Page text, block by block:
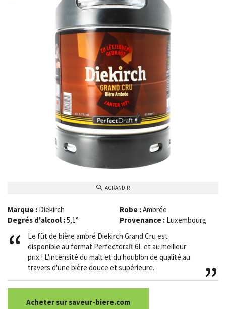
AGRANDIR
Marque : Diekirch
Degrés d'alcool :5,1°
Robe :Ambrée
Provenance : Luxembourg
Le fût de bière ambré Diekirch Grand Cru est
disponible au format Perfectdraft 6L et au meilleur
prix ! L'intensité du malt et du houblon de qualité au
travers d'une bière douce et supérieure.
Acheter sur saveur-biere.com